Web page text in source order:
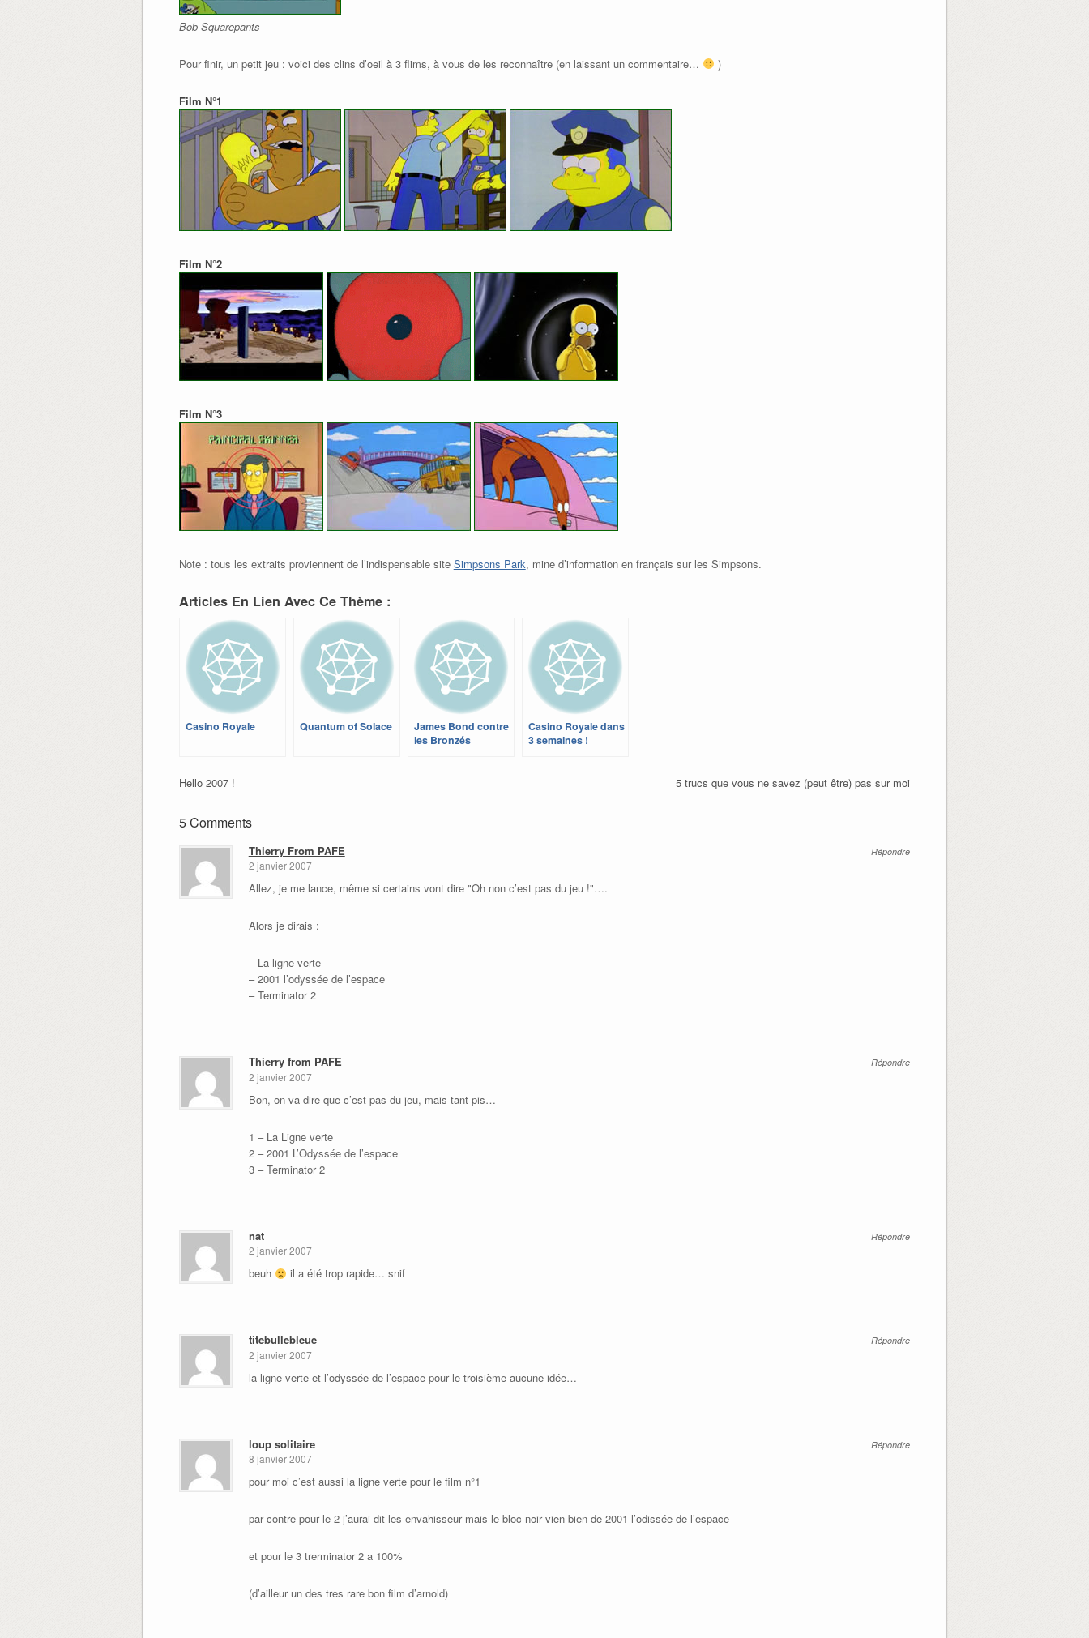
Bob Squarepants
Pour finir, un petit jeu : voici des clins d’oeil à 3 flims, à vous de les reconnaître (en laissant un commentaire… )
Film N°1
Film N°2
Film N°3
Note : tous les extraits proviennent de l’indispensable site Simpsons Park, mine d’information en français sur les Simpsons.
Articles En Lien Avec Ce Thème :
Casino Royale Quantum of Solace
James Bond contre
les Bronzés
Casino Royale dans
3 semaines !
5 trucs que vous ne savez (peut être) pas sur moi
Hello 2007 !
5 Comments
Répondre
Thierry From PAFE
2 janvier 2007
Allez, je me lance, même si certains vont dire "Oh non c’est pas du jeu !"….
Alors je dirais :
– La ligne verte
– 2001 l’odyssée de l’espace
– Terminator 2
Répondre
Thierry from PAFE
2 janvier 2007
Bon, on va dire que c’est pas du jeu, mais tant pis…
1 – La Ligne verte
2 – 2001 L’Odyssée de l’espace
3 – Terminator 2
Répondre
nat
2 janvier 2007
beuh il a été trop rapide… snif
Répondre
titebullebleue
2 janvier 2007
la ligne verte et l’odyssée de l’espace pour le troisième aucune idée…
Répondre
loup solitaire
8 janvier 2007
pour moi c’est aussi la ligne verte pour le film n°1
par contre pour le 2 j’aurai dit les envahisseur mais le bloc noir vien bien de 2001 l’odissée de l’espace
et pour le 3 trerminator 2 a 100%
(d’ailleur un des tres rare bon film d’arnold)